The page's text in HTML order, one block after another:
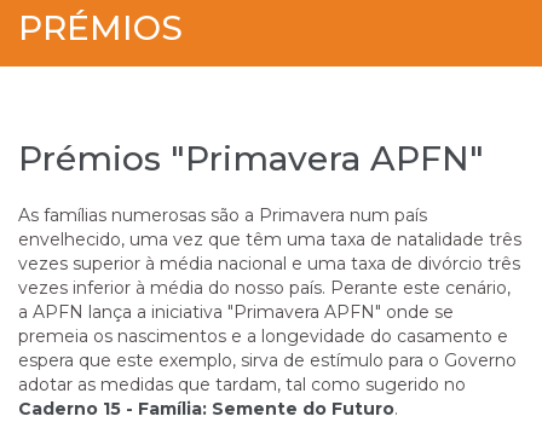
PRÉMIOS
Prémios "Primavera APFN"
As famílias numerosas são a Primavera num país
envelhecido, uma vez que têm uma taxa de natalidade três
vezes superior à média nacional e uma taxa de divórcio três
vezes inferior à média do nosso país. Perante este cenário,
a APFN lança a iniciativa "Primavera APFN" onde se
premeia os nascimentos e a longevidade do casamento e
espera que este exemplo, sirva de estímulo para o Governo
adotar as medidas que tardam, tal como sugerido no
Caderno 15 - Família: Semente do Futuro.